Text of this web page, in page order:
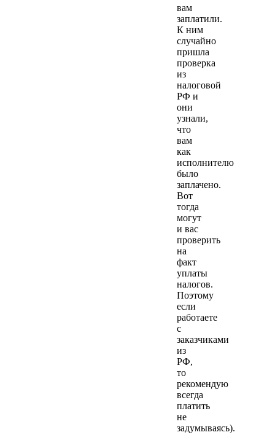
вам
заплатили.
К ним
случайно
пришла
проверка
из
налоговой
РФ и
они
узнали,
что
вам
как
исполнителю
было
заплачено.
Вот
тогда
могут
и вас
проверить
на
факт
уплаты
налогов.
Поэтому
если
работаете
с
заказчиками
из
РФ,
то
рекомендую
всегда
платить
не
задумываясь).